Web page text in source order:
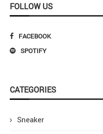
FOLLOW US
FACEBOOK
SPOTIFY
CATEGORIES
Sneaker